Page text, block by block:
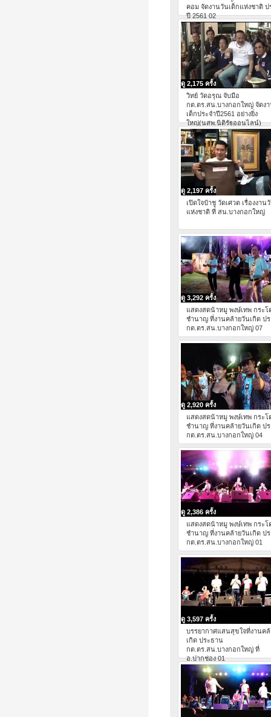
คอม จัดงานวันเด็กแห่งชาติ ป
ปี 2561 02
ดู 2,175 ครั้ง
วิทย์ วัดอรุณ จับมือ
กต.ตร.สน.บางกอกใหญ่ จัดง
เด็กประจำปี2561 อย่างยิ่ง
ใหญ่(นสพ.นิติรัฐออนไลน์)
ดู 2,197 ครั้ง
เปิดใจป๋าชู วัดเศวต เรื่องงาน
แห่งชาติ ที่ สน.บางกอกใหญ่
ดู 3,292 ครั้ง
แสดงสดน้าหมู พงษ์เทพ กระโ
ชำนาญ ที่งานคล้ายวันเกิด ป
กต.ตร.สน.บางกอกใหญ่ 07
ดู 2,920 ครั้ง
แสดงสดน้าหมู พงษ์เทพ กระโ
ชำนาญ ที่งานคล้ายวันเกิด ป
กต.ตร.สน.บางกอกใหญ่ 04
ดู 2,386 ครั้ง
แสดงสดน้าหมู พงษ์เทพ กระโ
ชำนาญ ที่งานคล้ายวันเกิด ป
กต.ตร.สน.บางกอกใหญ่ 01
ดู 3,597 ครั้ง
บรรยากาศแสนสุขใจที่งานค
เกิด ประธาน
กต.ตร.สน.บางกอกใหญ่ ที่
อ.ปากช่อง 01